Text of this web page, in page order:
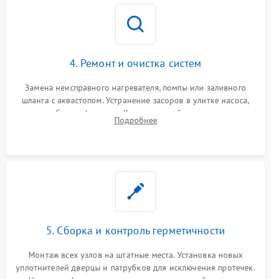
4. Ремонт и очистка систем
Замена неисправного нагревателя, помпы или заливного
шланга с аквастопом. Устранение засоров в улитке насоса,
патрубках и фильтрах. Компонентный ремонт платы
управления, восстановление поврежденной проводки.
Подробнее
5. Сборка и контроль герметичности
Монтаж всех узлов на штатные места. Установка новых
уплотнителей дверцы и патрубков для исключения протечек.